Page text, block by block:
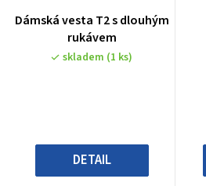
Dámská vesta T2 s dlouhým
rukávem
skladem (1 ks)
DETAIL